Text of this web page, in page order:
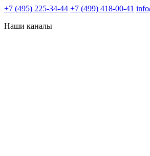
+7 (495) 225-34-44 +7 (499) 418-00-41
Наши каналы